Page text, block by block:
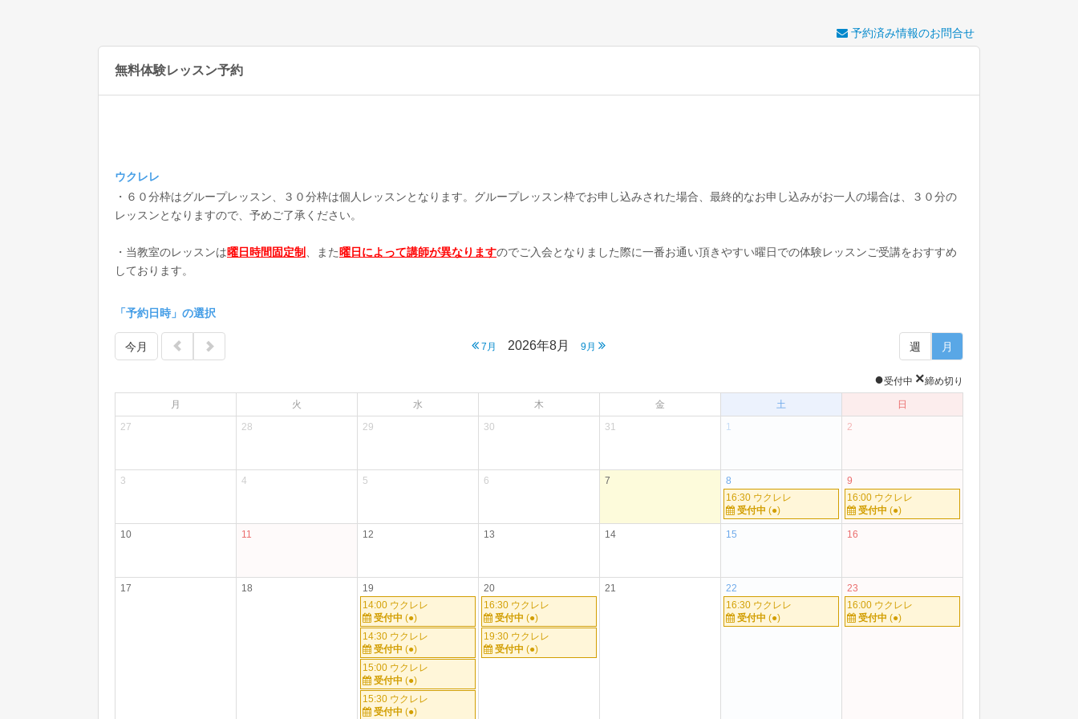
予約済み情報のお問合せ
無料体験レッスン予約
ウクレレ
・６０分枠はグループレッスン、３０分枠は個人レッスンとなります。グループレッスン枠でお申し込みされた場合、最終的なお申し込みがお一人の場合は、３０分の
レッスンとなりますので、予めご了承ください。
・当教室のレッスンは曜日時間固定制 、また曜日によって講師が異なりますのでご入会となりました際に一番お通い頂きやすい曜日での体験レッスンご受講をおすすめ
しております。
「予約日時」の選択
今月 7月 2026年8月 9月 週 月
●受付中 ×締め切り
月 火 水 木 金 土
日
27
28 29 30 31 1 2
3 4 5 6 7
8
16:30 ウクレレ
受付中 (●)
9
16:00 ウクレレ
受付中 (●)
10 11 12 13 14 15 16
17 18
19
14:00 ウクレレ
受付中 (●)
14:30 ウクレレ
受付中 (●)
15:00 ウクレレ
受付中 (●)
15:30 ウクレレ
受付中 (●)
20
16:30 ウクレレ
受付中 (●)
19:30 ウクレレ
受付中 (●)
21
22
16:30 ウクレレ
受付中 (●)
23
16:00 ウクレレ
受付中 (●)